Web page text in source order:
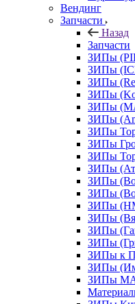
Вендинг
Запчасти
Назад
Запчасти
ЗИПы
ЗИПы
ЗИПы
ЗИПы
ЗИПы
ЗИПы
ЗИПы
ЗИПы
ЗИПы
ЗИПы
ЗИПы
ЗИПы
ЗИПы
ЗИПы
ЗИПы
ЗИПы
ЗИПы к
ЗИПы
ЗИПы